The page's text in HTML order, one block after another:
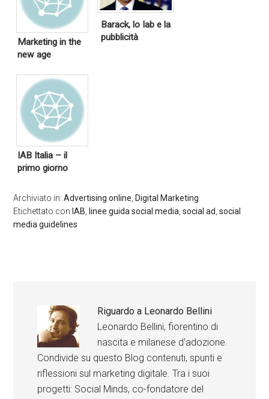
Marketing in the
new age
Barack, lo Iab e la
pubblicità
IAB Italia – il
primo giorno
Archiviato in:Advertising online, Digital Marketing
Etichettato con: IAB, linee guida social media,social ad,social
media guidelines
Riguardo a Leonardo Bellini
Leonardo Bellini, fiorentino di
nascita e milanese d'adozione.
Condivide su questo Blog contenuti, spunti e
riflessioni sul marketing digitale. Tra i suoi
progetti: Social Minds, co-fondatore del